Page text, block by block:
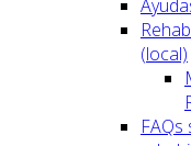
(local)
FAQs